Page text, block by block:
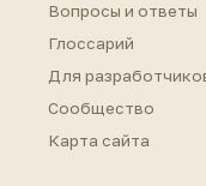
Вопросы и ответы
Глоссарий
Для
Сообщество
Карта сайта